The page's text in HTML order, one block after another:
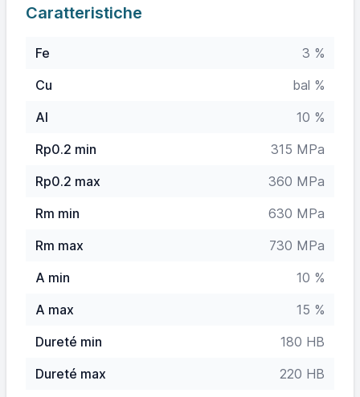
Caratteristiche
Fe
3 %
Cu
bal %
Al
10 %
Rp0.2 min
315 MPa
Rp0.2 max
360 MPa
Rm min
630 MPa
Rm max
730 MPa
A min
10 %
A max
15 %
Dureté min
180 HB
Dureté max
220 HB